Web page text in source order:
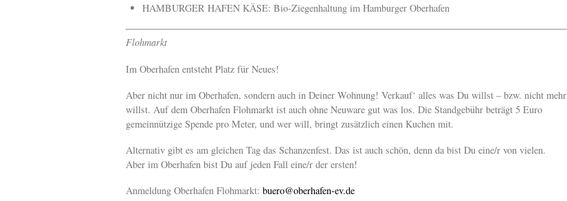
HAMBURGER HAFEN KÄSE: Bio-Ziegenhaltung im Hamburger Oberhafen
Flohmarkt
Im Oberhafen entsteht Platz für Neues!
Aber nicht nur im Oberhafen, sondern auch in Deiner Wohnung! Verkauf‘ alles was Du willst – bzw. nicht mehr
willst. Auf dem Oberhafen Flohmarkt ist auch ohne Neuware gut was los. Die Standgebühr beträgt 5 Euro
gemeinnützige Spende pro Meter, und wer will, bringt zusätzlich einen Kuchen mit.
Alternativ gibt es am gleichen Tag das Schanzenfest. Das ist auch schön, denn da bist Du eine/r von vielen.
Aber im Oberhafen bist Du auf jeden Fall eine/r der ersten!
Anmeldung Oberhafen Flohmarkt: buero@oberhafen-ev.de